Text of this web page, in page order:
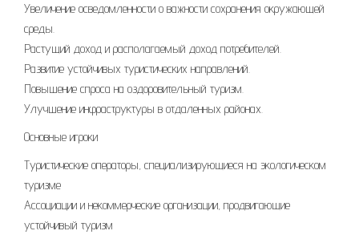
Увеличение осведомленности о важности сохранения окружающей
среды.
Растущий доход и располагаемый доход потребителей.
Развитие устойчивых туристических направлений.
Повышение спроса на оздоровительный туризм.
Улучшение инфраструктуры в отдаленных районах.
Основные игроки
Туристические операторы, специализирующиеся на экологическом
туризме
Ассоциации и некоммерческие организации, продвигающие
устойчивый туризм